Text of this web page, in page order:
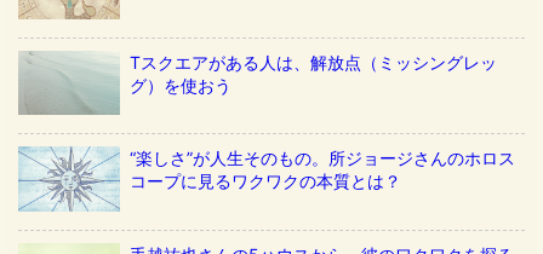
Tスクエアがある人は、解放点（ミッシングレッ
グ）を使おう
“楽しさ”が人生そのもの。所ジョージさんのホロス
コープに見るワクワクの本質とは？